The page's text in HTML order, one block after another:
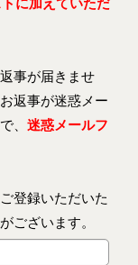
加えていただ
事が届きませ
返事が迷惑メー
、 迷惑メールフ
登録いただいた
ございます。